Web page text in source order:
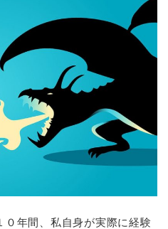
０年間、私自身が実際に経験